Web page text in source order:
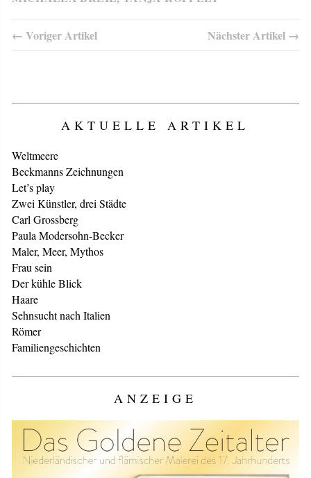
← Voriger Artikel Nächster Artikel →
AKTUELLE ARTIKEL
Weltmeere
Beckmanns Zeichnungen
Let’s play
Zwei Künstler, drei Städte
Carl Grossberg
Paula Modersohn-Becker
Maler, Meer, Mythos
Frau sein
Der kühle Blick
Haare
Sehnsucht nach Italien
Römer
Familiengeschichten
ANZEIGE